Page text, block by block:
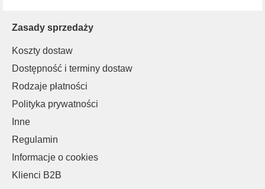
Zasady sprzedaży
Koszty dostaw
Dostępność i terminy dostaw
Rodzaje płatności
Polityka prywatności
Inne
Regulamin
Informacje o cookies
Klienci B2B